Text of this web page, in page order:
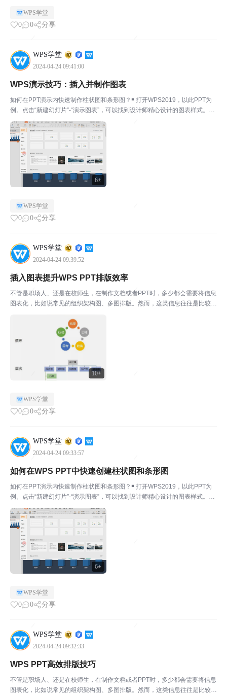
WPS学堂
0 0 分享
WPS学堂
2024-04-24 09:41:00
6+
WPS演示技巧：插入并制作图表
如何在PPT演示内快速制作柱状图和条形图？￭ 打开WPS2019，以此PPT为
例。点击“新建幻灯片”-“演示图表”，可以找到设计师精心设计的图表样式。也
可点击幻灯片右下角的加号新建。￭ 柱状图和条形图的使用方式类似，下面以
柱状图为例。选择所需模板，点击确定...
WPS学堂
0 0 分享
WPS学堂
2024-04-24 09:39:52
10+
插入图表提升WPS PPT排版效率
不管是职场人、还是在校师生，在制作文档或者PPT时，多少都会需要将信息
图表化，比如说常见的组织架构图、多图排版。然而，这类信息往往是比较复
法：逐个调整制作。但你知道嘛？对于办公软件高手而言...
WPS学堂
0 0 分享
WPS学堂
2024-04-24 09:33:57
6+
如何在WPS PPT中快速创建柱状图和条形图
如何在PPT演示内快速制作柱状图和条形图？￭ 打开WPS2019，以此PPT为
例。点击“新建幻灯片”-“演示图表”，可以找到设计师精心设计的图表样式。也
可点击幻灯片右下角的加号新建。￭ 柱状图和条形图的使用方式类似，下面以
柱状图为例。选择所需模板，点击确定...
WPS学堂
0 0 分享
WPS学堂
2024-04-24 09:32:33
WPS PPT高效排版技巧
不管是职场人、还是在校师生，在制作文档或者PPT时，多少都会需要将信息
图表化，比如说常见的组织架构图、多图排版。然而，这类信息往往是比较复